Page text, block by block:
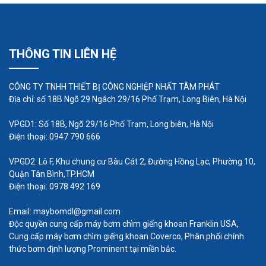
Một số tác dụng khác của máy
thổi khí con sò
THÔNG TIN LIÊN HỆ
CÔNG TY TNHH THIẾT BỊ CÔNG NGHIỆP NHẤT TÂM PHÁT
Địa chỉ: số 18B Ngõ 29 Ngách 29/16 Phố Trạm, Long Biên, Hà Nội
VPGD1: Số 18B, Ngõ 29/16 Phố Trạm, Long biên, Hà Nội
Điện thoại: 0947 790 666
VPGD2: Lô F, Khu chung cư Bàu Cát 2, Đường Hồng Lạc, Phường 10,
Quận Tân Bình,TP.HCM
Điện thoại: 0978 492 169
Email: maybomdl@gmail.com
Độc quyền cung cấp máy bơm chìm giếng khoan Franklin USA,
Cung cấp máy bơm chìm giếng khoan Coverco, Phân phối chính
thức bơm định lượng Prominent tại miền bắc.